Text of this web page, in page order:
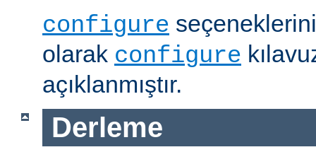
configure
olarak configure
açıklanmıştır.
Derleme